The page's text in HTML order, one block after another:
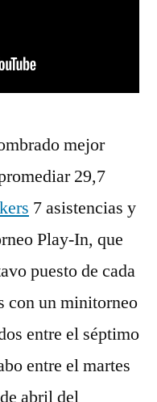
mejor
29,7
7 asistencias y
Play-In, que
puesto de cada
con un minitorneo
entre el séptimo
entre el martes
abril del